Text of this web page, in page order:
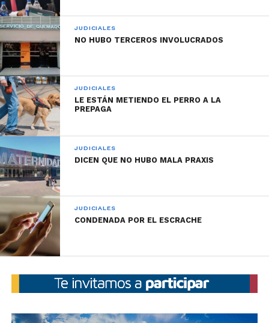
JUDICIALES
NO HUBO TERCEROS INVOLUCRADOS
JUDICIALES
LE ESTÁN METIENDO EL PERRO A LA
PREPAGA
JUDICIALES
DICEN QUE NO HUBO MALA PRAXIS
JUDICIALES
CONDENADA POR EL ESCRACHE